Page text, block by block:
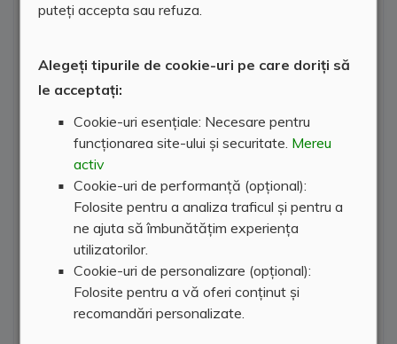
puteți accepta sau refuza.
Alegeți tipurile de cookie-uri pe care doriți să
le acceptați:
Cookie-uri esențiale: Necesare pentru
funcționarea site-ului și securitate. Mereu
activ
Cookie-uri de performanță (opțional):
Folosite pentru a analiza traficul și pentru a
ne ajuta să îmbunătățim experiența
utilizatorilor.
Cookie-uri de personalizare (opțional):
Folosite pentru a vă oferi conținut și
recomandări personalizate.